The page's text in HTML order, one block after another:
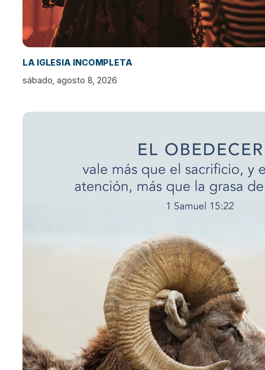
LA IGLESIA INCOMPLETA
sábado, agosto 8, 2026